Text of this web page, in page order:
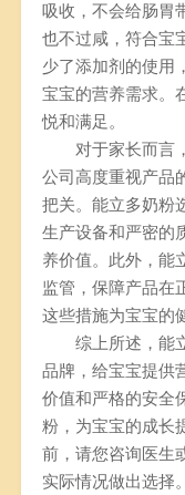
吸收，不会给肠胃
也不过咸，符合宝
少了添加剂的使用
宝宝的营养需求。
悦和满足。
对于家长而言，
公司高度重视产品
把关。能立多奶粉
生产设备和严密的
养价值。此外，能
监管，保障产品在
这些措施为宝宝的
综上所述，能立
品牌，给宝宝提供
价值和严格的安全
粉，为宝宝的成长
前，请您咨询医生
实际情况做出选择